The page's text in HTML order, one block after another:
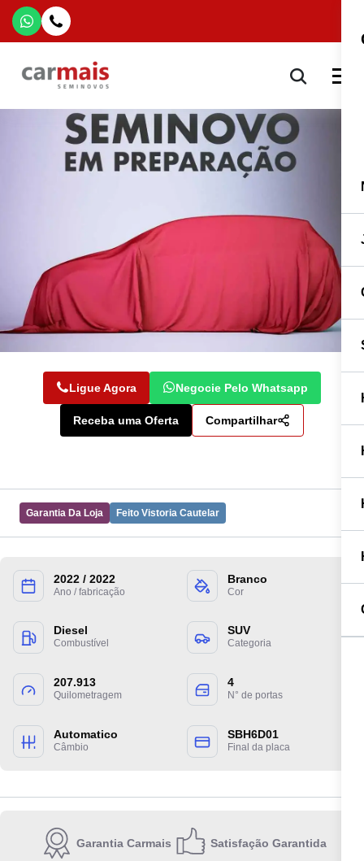
Garantia Da Loja Feito Vistoria Cautelar
2022 / 2022
Ano / fabricação
Branco
Cor
Diesel
Combustível
SUV
Categoria
207.913
Quilometragem
4
N° de portas
Automatico
Câmbio
SBH6D01
Final da placa
Garantia Carmais Satisfação Garantida
Ligue Agora Negocie Pelo Whatsapp
Receba uma Oferta Compartilhar
Preencha suas informações para entrarmos
em contato.